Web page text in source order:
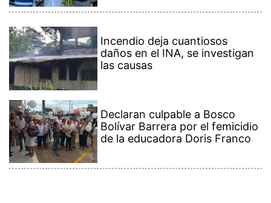
Incendio deja cuantiosos
daños en el INA, se investigan
las causas
Declaran culpable a Bosco
Bolívar Barrera por el femicidio
de la educadora Doris Franco